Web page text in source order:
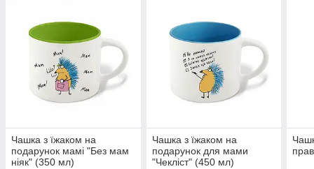
Чашка з їжаком на
подарунок мамі "Без мам
ніяк" (350 мл)
Чашка з їжаком на
подарунок для мами
"Чекліст" (450 мл)